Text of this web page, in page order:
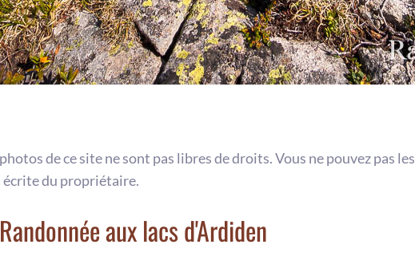
de ce site ne sont pas libres de droits. Vous ne pouvez pas les
du propriétaire.
aux lacs d'Ardiden